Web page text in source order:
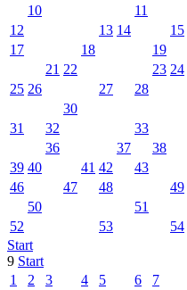
10
11
12
13 14 15
17
18 19
21 22 23 24
25 26 27 28
30
31
32 33
36
37
38
39 40 41 42 43
46
47 48
49
50
51
52
53
54
Start
9 Start
1
2 3 4 5 6 7